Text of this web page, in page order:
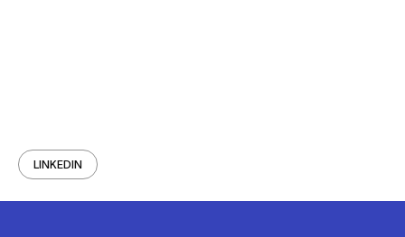
LINKEDIN